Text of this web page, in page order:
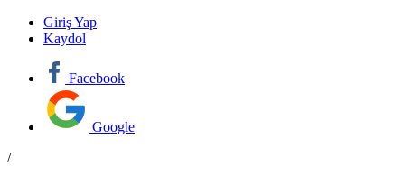
Giriş Yap
Kaydol
Facebook
Google
/